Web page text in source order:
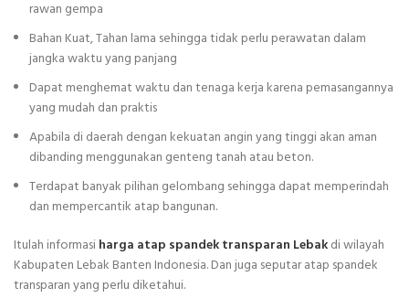
rawan gempa
Bahan Kuat, Tahan lama sehingga tidak perlu perawatan dalam
jangka waktu yang panjang
Dapat menghemat waktu dan tenaga kerja karena pemasangannya
yang mudah dan praktis
Apabila di daerah dengan kekuatan angin yang tinggi akan aman
dibanding menggunakan genteng tanah atau beton.
Terdapat banyak pilihan gelombang sehingga dapat memperindah
dan mempercantik atap bangunan.
Itulah informasiharga atap spandek transparan Lebakdi wilayah
Kabupaten Lebak Banten Indonesia. Dan juga seputar atap spandek
transparan yang perlu diketahui.